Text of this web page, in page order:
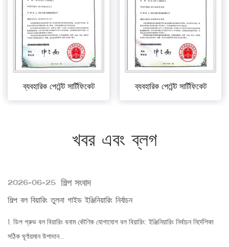
ব্যবহারিক পেটেন্ট সার্টিফিকেট ব্যবহারিক পেটেন্ট সার্টিফিকেট
খবর এবং ব্লগ
2026-06-25 শিল্প সংবাদ
শিল্প বল বিয়ারিং তুলনা গাইড ইঞ্জিনিয়ারিং নির্বাচন
1. ডিপ গ্রুভ বল বিয়ারিং বনাম কৌণিক যোগাযোগ বল বিয়ারিং: ইঞ্জিনিয়ারিং নির্বাচন নির্দেশিকা
সঠিক ঘূর্ণায়মান উপাদান...